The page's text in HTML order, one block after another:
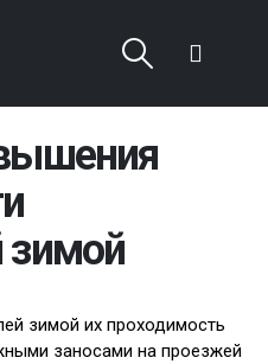
зимой
зимой их проходимость
заносами на проезжей